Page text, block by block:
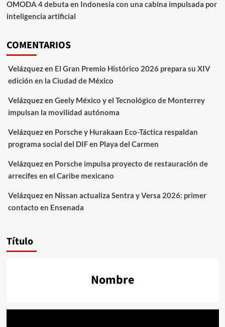
OMODA 4 debuta en Indonesia con una cabina impulsada por
inteligencia artificial
COMENTARIOS
Velázquezen El Gran Premio Histórico 2026 prepara su XIV
edición en la Ciudad de México
Velázquezen Geely México y el Tecnológico de Monterrey
impulsan la movilidad autónoma
Velázquezen Porsche y Hurakaan Eco-Táctica respaldan
programa social del DIF en Playa del Carmen
Velázquezen Porsche impulsa proyecto de restauración de
arrecifes en el Caribe mexicano
Velázquezen Nissan actualiza Sentra y Versa 2026: primer
contacto en Ensenada
Título
Nombre